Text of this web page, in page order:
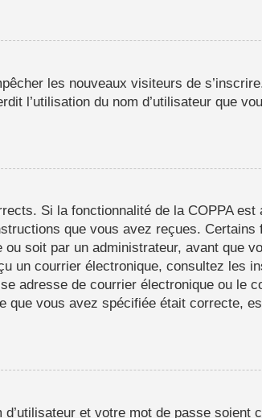
les nouveaux visiteurs de
l’utilisation du nom d’utilisateur que
Si la fonctionnalité de la COPPA
que vous avez reçues. Certains
soit par un administrateur, avant que
un courrier électronique, consultez les
adresse de courrier électronique ou le
que vous avez spécifiée était correcte,
et votre mot de passe soient